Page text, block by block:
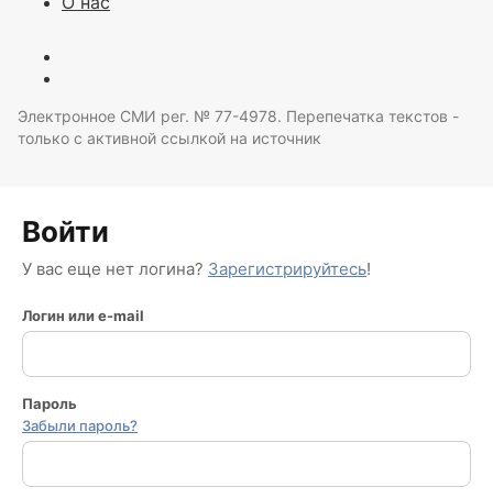
Электронное СМИ рег. № 77-4978. Перепечатка текстов -
только с активной ссылкой на источник
Войти
У вас еще нет логина? Зарегистрируйтесь!
Логин или e-mail
Пароль
Забыли пароль?